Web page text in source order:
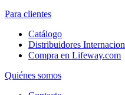
Para clientes
Catálogo
Distribuidores
Compra en Lifeway.com
Quiénes somos